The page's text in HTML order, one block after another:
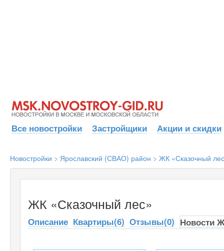
Все новостройки Застройщики Акции и скидки
Новостройки > Ярославский (СВАО) район > ЖК «Сказочный
ЖК «Сказочный лес»
Описание Квартиры(6) Отзывы(0) Новости